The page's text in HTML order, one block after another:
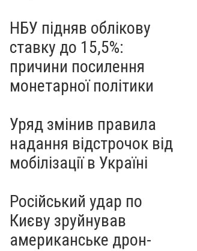
НБУ підняв облікову
ставку до 15,5%:
причини посилення
монетарної політики
Уряд змінив правила
надання відстрочок від
мобілізації в Україні
Російський удар по
Києву зруйнував
американське дрон-